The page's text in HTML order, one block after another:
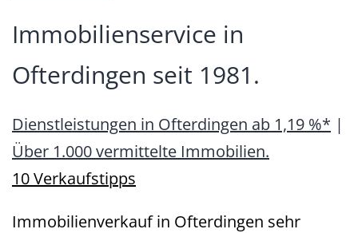
Immobilienservice in
Ofterdingen seit 1981.
Dienstleistungen in Ofterdingen ab 1,19 %* |
Über 1.000 vermittelte Immobilien.
10 Verkaufstipps
Immobilienverkauf in Ofterdingen sehr